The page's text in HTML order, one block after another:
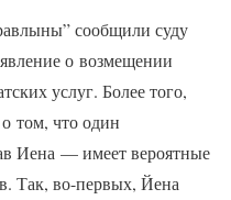
сообщили суду
о возмещении
услуг. Более того,
том, что один
Иена — имеет вероятные
Так, во-первых, Йена